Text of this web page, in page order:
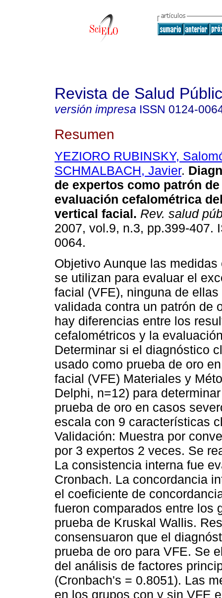
Revista de Salud
versión impresa ISSN 0124-
Resumen
YEZIORO RUBINSKY,
SCHMALBACH, Javier.
de expertos como patrón
evaluación cefalométrica
vertical facial. Rev. salud
2007, vol.9, n.3, pp.399-407.
0064.
Objetivo Aunque las
se utilizan para evaluar el
facial (VFE), ninguna de
validada contra un patrón de
hay diferencias entre los
cefalométricos y la
Determinar si el diagnóstico
usado como prueba de oro
facial (VFE) Materiales y
Delphi, n=12) para
prueba de oro en casos
escala con 9 características
Validación: Muestra por
por 3 expertos 2 veces. Se
La consistencia interna fue
Cronbach. La concordancia
el coeficiente de
fueron comparados entre los
prueba de Kruskal Wallis.
consensuaron que el
prueba de oro para VFE. Se
del análisis de factores
(Cronbach's = 0.8051). Las
en los grupos con y sin VFE